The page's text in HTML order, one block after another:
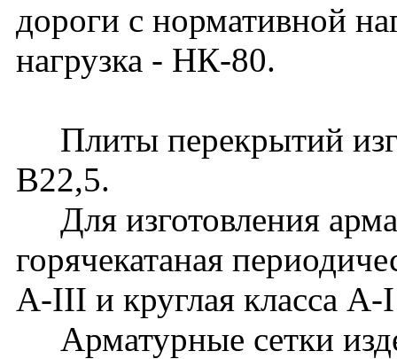
дороги с нормативной
нагрузка - НК-80.
Плиты перекрытий
В22,5.
Для изготовления
горячекатаная
A-III и круглая класса
Арматурные сетки